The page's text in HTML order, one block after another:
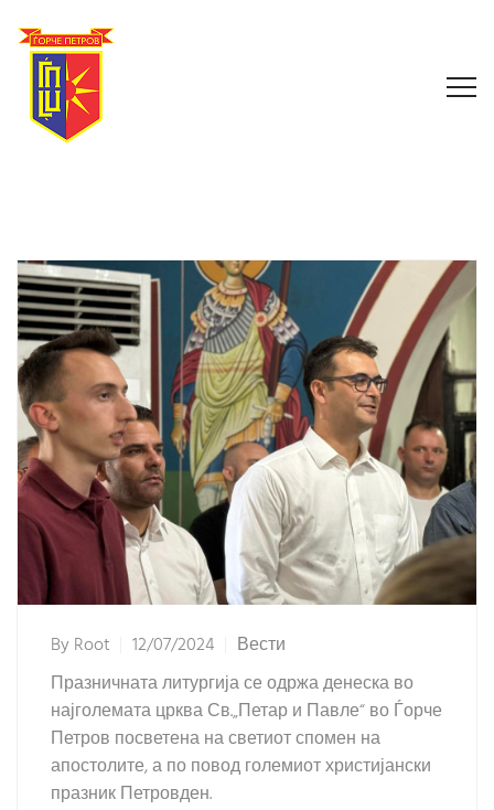
ByRoot 12/07/2024
Вести
Празничната литургија се одржа денеска во
најголемата црква Св.„Петар и Павле“ во Ѓорче
Петров посветена на светиот спомен на
апостолите, а по повод големиот христијански
празник Петровден.